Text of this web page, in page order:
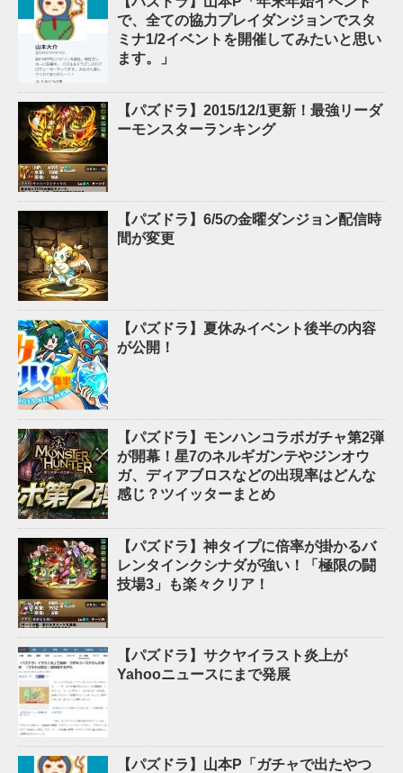
で、全ての協力プレイダンジョンでスタ
ミナ1/2イベントを開催してみたいと思い
ます。」
【パズドラ】2015/12/1更新！最強リーダ
ーモンスターランキング
【パズドラ】6/5の金曜ダンジョン配信時
間が変更
【パズドラ】夏休みイベント後半の内容
が公開！
【パズドラ】モンハンコラボガチャ第2弾
が開幕！星7のネルギガンテやジンオウ
ガ、ディアブロスなどの出現率はどんな
感じ？ツイッターまとめ
【パズドラ】神タイプに倍率が掛かるバ
レンタインクシナダが強い！「極限の闘
技場3」も楽々クリア！
【パズドラ】サクヤイラスト炎上が
Yahooニュースにまで発展
【パズドラ】山本P「ガチャで出たやつ